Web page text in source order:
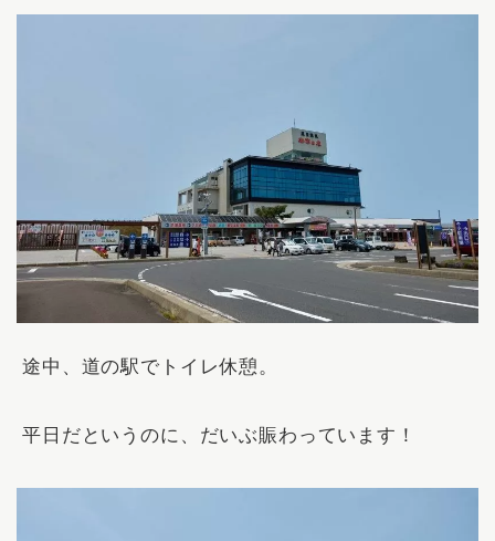
途中、道の駅でトイレ休憩。
平日だというのに、だいぶ賑わっています！